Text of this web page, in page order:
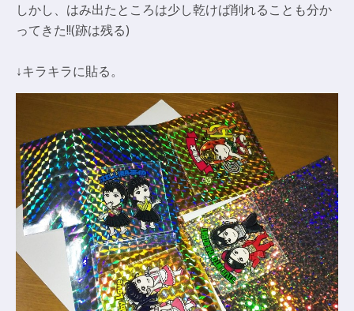
しかし、はみ出たところは少し乾けば削れることも分か
ってきた!!(跡は残る)
↓キラキラに貼る。